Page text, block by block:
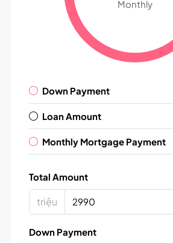
Monthly
Down Payment
Loan Amount
Monthly Mortgage Payment
Total Amount
triệu
Down Payment